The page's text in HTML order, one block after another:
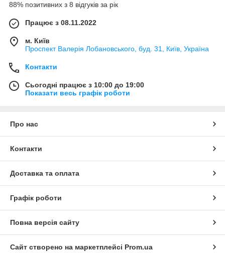
88% позитивних з 8 відгуків за рік
Працює з 08.11.2022
м. Київ
Проспект Валерія Лобановського, буд. 31, Київ, Україна
Контакти
Сьогодні працює з 10:00 до 19:00
Показати весь графік роботи
Про нас
Контакти
Доставка та оплата
Графік роботи
Повна версія сайту
Сайт створено на маркетплейсі Prom.ua